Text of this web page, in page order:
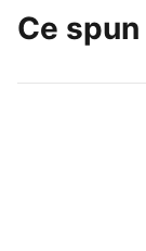
Ce
Alăturați-vă